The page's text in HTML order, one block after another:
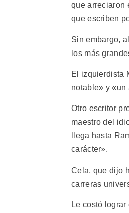
que arreciaron
que escriben
Sin embargo,
los más
El izquierdista
notable» y «un
Otro escritor
maestro del
llega hasta
carácter».
Cela, que dijo
carreras
Le costó